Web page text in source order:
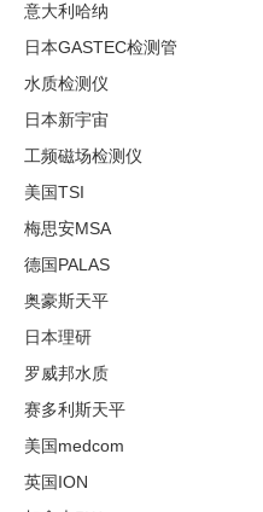
意大利哈纳
日本GASTEC检测管
水质检测仪
日本新宇宙
工频磁场检测仪
美国TSI
梅思安MSA
德国PALAS
奥豪斯天平
日本理研
罗威邦水质
赛多利斯天平
美国medcom
英国ION